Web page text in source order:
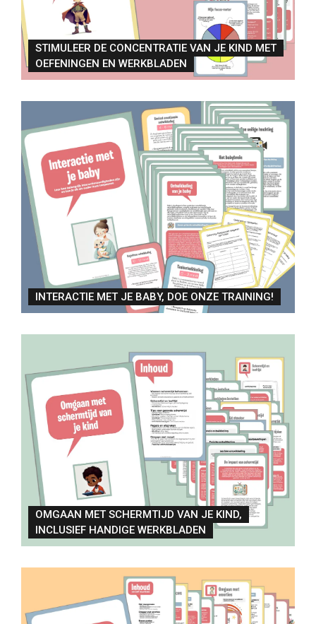
STIMULEER DE CONCENTRATIE VAN JE KIND MET
OEFENINGEN EN WERKBLADEN
INTERACTIE MET JE BABY, DOE ONZE TRAINING!
OMGAAN MET SCHERMTIJD VAN JE KIND,
INCLUSIEF HANDIGE WERKBLADEN